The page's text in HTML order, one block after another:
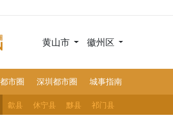
黄山市 徽州区
市圈 深圳都市圈 城事指南
歙县 休宁县 黟县 祁门县